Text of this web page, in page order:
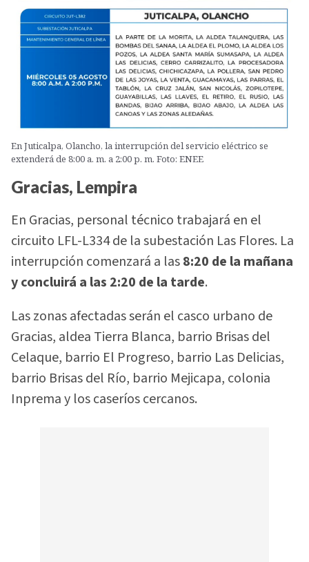
En Juticalpa, Olancho, la interrupción del servicio eléctrico se
extenderá de 8:00 a. m. a 2:00 p. m. Foto: ENEE
Gracias, Lempira
En Gracias, personal técnico trabajará en el
circuito LFL-L334 de la subestación Las Flores. La
interrupción comenzará a las8:20 de la mañana
y concluirá a las 2:20 de la tarde.
Las zonas afectadas serán el casco urbano de
Gracias, aldea Tierra Blanca, barrio Brisas del
Celaque, barrio El Progreso, barrio Las Delicias,
barrio Brisas del Río, barrio Mejicapa, colonia
Inprema y los caseríos cercanos.